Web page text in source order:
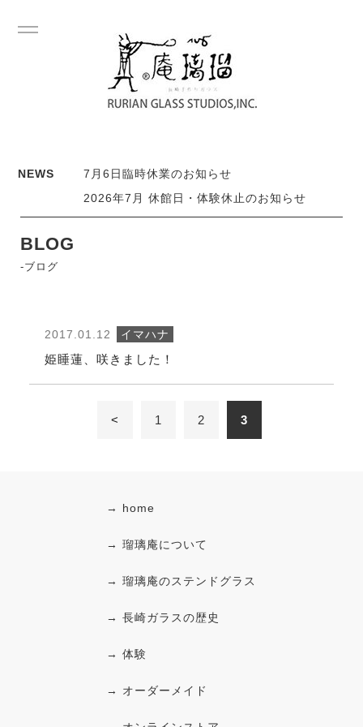
NEWS
7月6日臨時休業のお知らせ
2026年7月 休館日・体験休止のお知らせ
BLOG
-ブログ
2017.01.12 イマハナ
姫睡蓮、咲きました！
< 1 2 3
→ home
→ 瑠璃庵について
→ 瑠璃庵のステンドグラス
→ 長崎ガラスの歴史
→ 体験
→ オーダーメイド